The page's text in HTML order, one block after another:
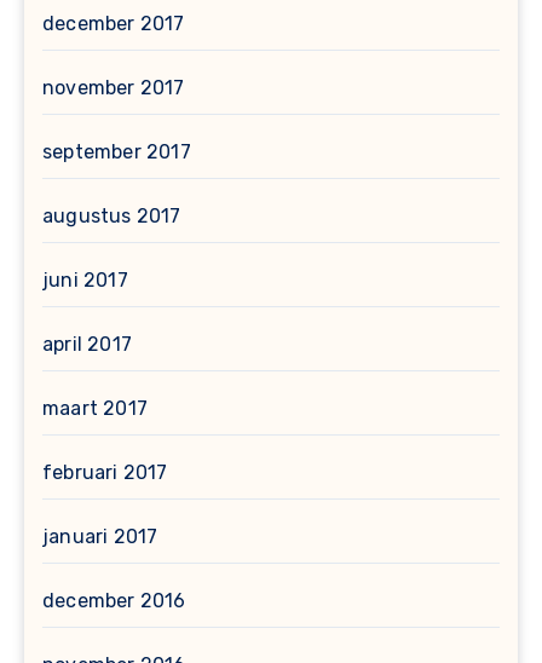
december 2017
november 2017
september 2017
augustus 2017
juni 2017
april 2017
maart 2017
februari 2017
januari 2017
december 2016